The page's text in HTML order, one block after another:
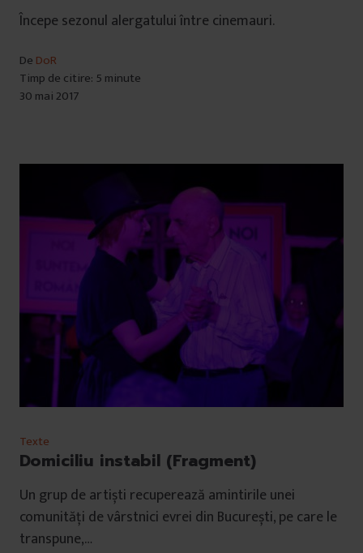
Începe sezonul alergatului între cinemauri.
De DoR
Timp de citire: 5 minute
30 mai 2017
Texte
Domiciliu instabil (Fragment)
Un grup de artiști recuperează amintirile unei
comunități de vârstnici evrei din București, pe care le
transpune,…